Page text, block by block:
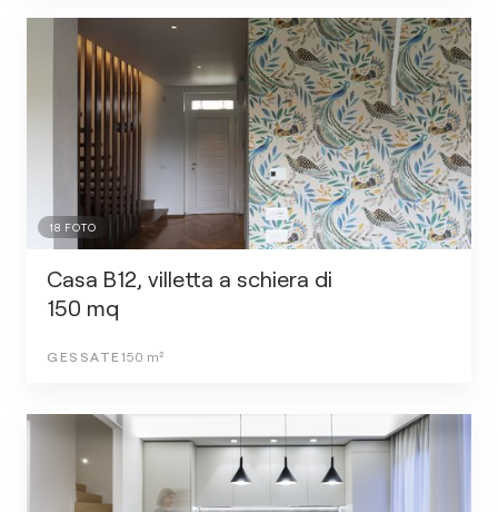
18 FOTO
Casa B12, villetta a schiera di
150 mq
GESSATE 150 m²